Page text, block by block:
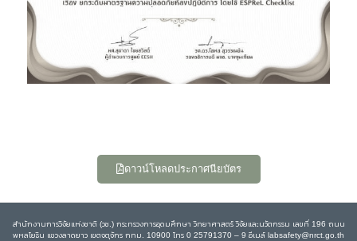
ดาวน์โหลดประกาศนียบัตร
สำนักงานการวิจัยแห่งชาติ (วช.) กระทรวงการอุดมศึกษา วิทยาศาสตร์ วิจัยและนวัตกรรม เลขที่ 196 ถนน
พหลโยธิน แขวงลาดยาว เขตจตุจักร กทม. 10900 โทร 0 25791370 – 9 อีเมล์ labsafety@nrct.go.th